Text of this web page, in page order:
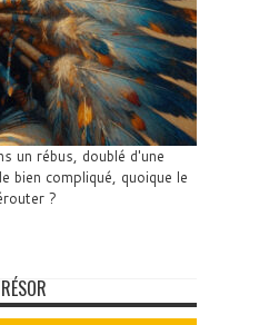
un rébus, doublé d'une
bien compliqué, quoique le
?